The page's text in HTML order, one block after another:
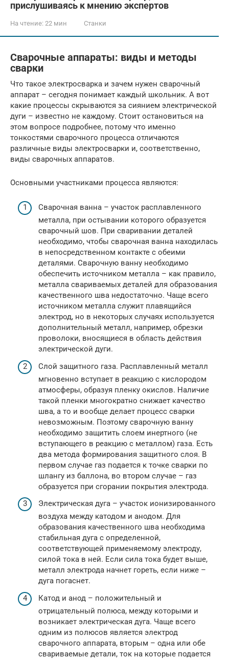
прислушиваясь к мнению экспертов
На чтение: 22 мин Станки
Сварочные аппараты: виды и методы
сварки
Что такое электросварка и зачем нужен сварочный
аппарат – сегодня понимает каждый школьник. А вот
какие процессы скрываются за сиянием электрической
дуги – известно не каждому. Стоит остановиться на
этом вопросе подробнее, потому что именно
тонкостями сварочного процесса отличаются
различные виды электросварки и, соответственно,
виды сварочных аппаратов.
Основными участниками процесса являются:
Сварочная ванна – участок расплавленного
металла, при остывании которого образуется
сварочный шов. При сваривании деталей
необходимо, чтобы сварочная ванна находилась
в непосредственном контакте с обеими
деталями. Сварочную ванну необходимо
обеспечить источником металла – как правило,
металла свариваемых деталей для образования
качественного шва недостаточно. Чаще всего
источником металла служит плавящийся
электрод, но в некоторых случаях используется
дополнительный металл, например, обрезки
проволоки, вносящиеся в область действия
электрической дуги.
Слой защитного газа. Расплавленный металл
мгновенно вступает в реакцию с кислородом
атмосферы, образуя пленку окислов. Наличие
такой пленки многократно снижает качество
шва, а то и вообще делает процесс сварки
невозможным. Поэтому сварочную ванну
необходимо защитить слоем инертного (не
вступающего в реакцию с металлом) газа. Есть
два метода формирования защитного слоя. В
первом случае газ подается к точке сварки по
шлангу из баллона, во втором случае – газ
образуется при сгорании покрытия электрода.
Электрическая дуга – участок ионизированного
воздуха между катодом и анодом. Для
образования качественного шва необходима
стабильная дуга с определенной,
соответствующей применяемому электроду,
силой тока в ней. Если сила тока будет выше,
металл электрода начнет гореть, если ниже –
дуга погаснет.
Катод и анод – положительный и
отрицательный полюса, между которыми и
возникает электрическая дуга. Чаще всего
одним из полюсов является электрод
сварочного аппарата, вторым – одна или обе
свариваемые детали, ток на которые подается